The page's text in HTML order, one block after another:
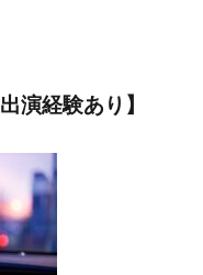
演経験あり】